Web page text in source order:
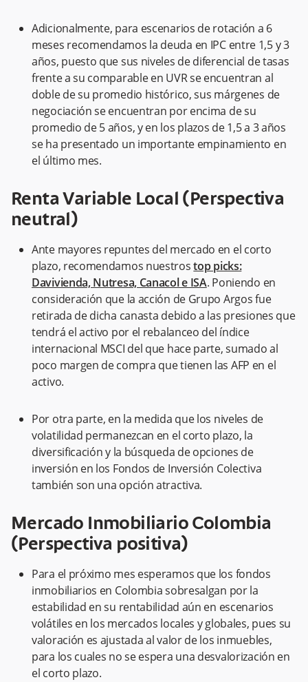
Adicionalmente, para escenarios de rotación a 6
meses recomendamos la deuda en IPC entre 1,5 y 3
años, puesto que sus niveles de diferencial de tasas
frente a su comparable en UVR se encuentran al
doble de su promedio histórico, sus márgenes de
negociación se encuentran por encima de su
promedio de 5 años, y en los plazos de 1,5 a 3 años
se ha presentado un importante empinamiento en
el último mes.
Renta Variable Local (Perspectiva
neutral)
Ante mayores repuntes del mercado en el corto
plazo, recomendamos nuestrostop picks:
Davivienda, Nutresa, Canacol e ISA. Poniendo en
consideración que la acción de Grupo Argos fue
retirada de dicha canasta debido a las presiones que
tendrá el activo por el rebalanceo del índice
internacional MSCI del que hace parte, sumado al
poco margen de compra que tienen las AFP en el
activo.
Por otra parte, en la medida que los niveles de
volatilidad permanezcan en el corto plazo, la
diversificación y la búsqueda de opciones de
inversión en los Fondos de Inversión Colectiva
también son una opción atractiva.
Mercado Inmobiliario Colombia
(Perspectiva positiva)
Para el próximo mes esperamos que los fondos
inmobiliarios en Colombia sobresalgan por la
estabilidad en su rentabilidad aún en escenarios
volátiles en los mercados locales y globales, pues su
valoración es ajustada al valor de los inmuebles,
para los cuales no se espera una desvalorización en
el corto plazo.